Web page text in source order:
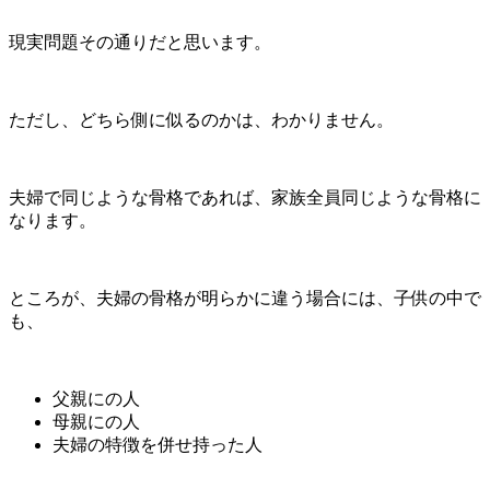
現実問題その通りだと思います。
ただし、どちら側に似るのかは、わかりません。
夫婦で同じような骨格であれば、家族全員同じような骨格に
なります。
ところが、夫婦の骨格が明らかに違う場合には、子供の中で
も、
父親にの人
母親にの人
夫婦の特徴を併せ持った人